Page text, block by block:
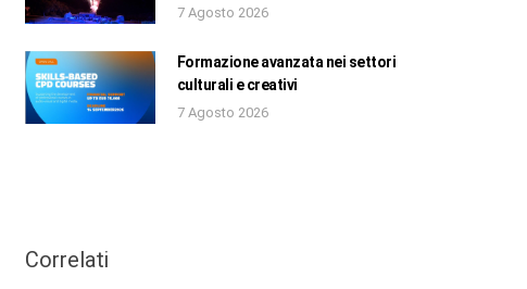
7 Agosto 2026
Formazione avanzata nei settori
culturali e creativi
7 Agosto 2026
Correlati